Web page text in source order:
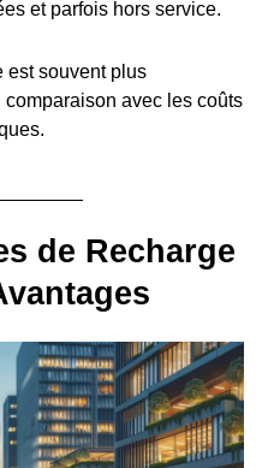
et parfois hors service.
est souvent plus
avec les coûts
de Recharge